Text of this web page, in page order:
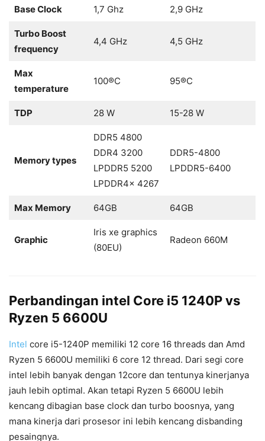
Base Clock 1,7 Ghz 2,9 GHz
Turbo Boost
frequency
4,4 GHz 4,5 GHz
Max
temperature
100®C 95®C
TDP 28 W 15-28 W
Memory types
DDR5 4800
DDR4 3200
LPDDR5 5200
LPDDR4x 4267
DDR5-4800
LPDDR5-6400
Max Memory 64GB 64GB
Graphic
Iris xe graphics
(80EU)
Radeon 660M
Perbandingan intel Core i5 1240P vs
Ryzen 5 6600U
Intel core i5-1240P memiliki 12 core 16 threads dan Amd
Ryzen 5 6600U memiliki 6 core 12 thread. Dari segi core
intel lebih banyak dengan 12core dan tentunya kinerjanya
jauh lebih optimal. Akan tetapi Ryzen 5 6600U lebih
kencang dibagian base clock dan turbo boosnya, yang
mana kinerja dari prosesor ini lebih kencang disbanding
pesaingnya.